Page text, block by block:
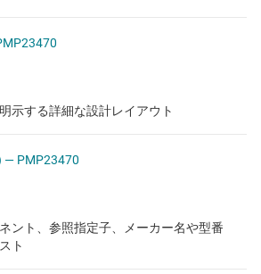
示する詳細な設計レイアウト
— PMP23470
ント、参照指定子、メーカー名や型番
ト